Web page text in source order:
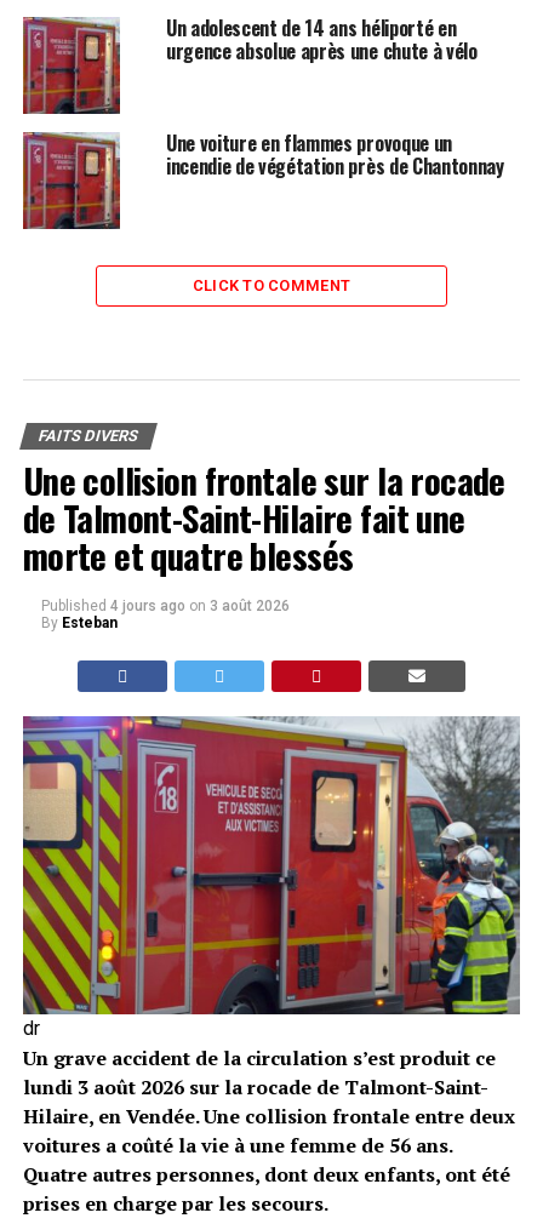
Un adolescent de 14 ans héliporté en
urgence absolue après une chute à vélo
Une voiture en flammes provoque un
incendie de végétation près de Chantonnay
CLICK TO COMMENT
FAITS DIVERS
Une collision frontale sur la rocade
de Talmont-Saint-Hilaire fait une
morte et quatre blessés
Published 4 jours ago on 3 août 2026
By Esteban
dr
Un grave accident de la circulation s’est produit ce
lundi 3 août 2026 sur la rocade de Talmont-Saint-
Hilaire, en Vendée. Une collision frontale entre deux
voitures a coûté la vie à une femme de 56 ans.
Quatre autres personnes, dont deux enfants, ont été
prises en charge par les secours.